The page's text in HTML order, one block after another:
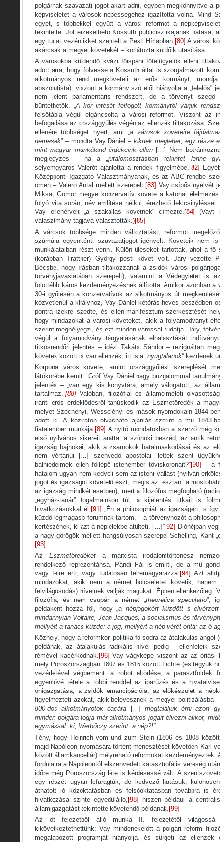
polgárnak szavazati jogot akart adni, egyben megkönnyítve a
képviseletet a városok népességéhez igazította volna. Mind
egyet, s többekkel együtt a városi reformot a
tekintette. Jól érzékelhető Kossuth publicisztikájának hatása,
egy tucat vezércikket szentelt a Pesti Hírlapban. [80] A városi
akárcsak a megyei követekét – korlátozta küldőik utasítása.
A városokba küldendő kvázi főispáni főfelügyelők elleni
adott arra, hogy fölvesse a Kossuth által is szorgalmazott
alkotmányos rend megköveteli az erős kormányt,
abszolutista), viszont a kormány szó elől hiányolja a „felelős”
nem jelent parlamentáris rendszert, de a törvényt szegő
büntethetők. „A kor intését felfogott kormánytól várjuk
felsőtábla végül elgáncsolta a városi reformot. Viszont az
befogadása az országgyűlés végén az ellenzék tiltakozása,
ellenére többséget nyert, ami „a városok követeire
nemesek” – mondta Vay Dániel –kiknek meglehet, egy része
mint magyar munkáland érdekeink ellen[…] Nem
megjegyzés – ha a„jutalomosztásban tekintet lenne
selyemgyáros Valerót ajánlotta a rendek figyelmébe. [82]
Középponti Igazgató Választmányának, és az ABC rendbe
omen – Valero Antal mellett szerepelt. [83] Vay csípős nyelvét
Miksa, Gömör megye konzervatív követe a katonai
folyó vita során, név említése nélkül, érezhető lekicsinyléssel
Vay ellenérveit „a szakállas követnek” címezte. [84] (Vayt
választmány tagjává választották.)[85]
A városok többsége minden változtatást, reformot
számára egyenkénti szavazatjogot igényelt. Követeik nem
munkálataiban részt venni. Külön üléseket tartottak, ahol a fő
(korábban Trattner) György pesti követ volt. Járy vezette
Bécsbe, hogy írásban tiltakozzanak a zsidók városi
törvényjavaslatában szerepelt), valamint a Védegyletet is
fölöttébb káros kezdeményezésnek állította. Amikor azonban a
30-i gyűlésén a konzervatívok az alkotmányos út
közvetlenül a királyhoz, Vay Dániel kétórás heves beszédben
pontra ízekre szedte, és ellen-manifesztum szerkesztését
hogy mindazokat a városi követeket, akik a folyamodványt
szerint megbélyegzi, és ezt minden várossal tudatja. Járy,
végül a folyamodvány tárgyalásának elhalasztását
titkosrendőri jelentés – idézi Takáts Sándor – rezignáltan
követek között is van ellenzék, itt is a „nyugtalanok”kezdenek
Korpona város követe, amint országgyűlési szereplését
látókörébe került. „Gróf Vay Dániel nagy buzgalommal
jelentés – „van egy kis könyvtára, amely válogatott, az
tartalmaz.”[88] Valóban, filozófiai és államelméleti
iránti erős érdeklődésről tanúskodik az Eszmetöredék a
melyet Széchenyi, Wesselényi és mások nyomdokain 1844-
adott ki. A kéziraton olvasható ajánlás szerint a mű 1843-
fiatalember munkája. [89] A nyitó mondatokban a szerző még
első nyilvános sikereit aratta: a szónoki beszéd, az antik
igazság bajnokai, akik a zsarnokok hatalmaskodásai és az
nem vértanúi […] szenvedő apostolai” lettek szent
balhiedelmek ellen föllépő istenember töviskoronáit?”[90] – a
hatalom ugyan nem kedveli sem az isteni vallást (nyilván
jogot és igazságot követelő észt, mégis az „észtan” a
az igazság mindkét esetben), mert a filozófus megfogható
„egyház-tanár” fogalmainkon túl, a kijelentés titkait is
hivatkozásokkal él. [91] „Én a philosophiát az igazságért, s
küzdő legmagasb forumnak tartom, – a törvényhozót a
kertészének, ki azt a néplélekbe átülteti. […]”[92] Dióhéjban
a nagy görögök mellett hangsúlyosan szerepel Schelling, Kant
[93]
Az Eszmetöredéket a marxista irodalomtörténész
rendelkező reprezentánsa, Pándi Pál is említi, de a mű
vagy félre érti, vagy tudatosan félremagyarázza. [94] Azt
mindazokat, akik nem a német bölcseletet követik,
felvilágosodás) híveinek vallják magukat. Éppen ellenkezőleg.
filozófia, és nem csupán a német „theoretica speculatio”,
példaként hozza föl, hogy „a népjogokért küzdött s
mindannyian Voltaire, Jean Jacques, a socialismus és
mellyért a tanács küzde: a jog, mellyért a nép vérét ontá: az ő
Közhely, hogy a reformkori politika fő sodra az átalakulás angol
példának, az átalakulás radikális hívei pedig – ellenfeleik
rémével kacérkodnak. [96] Vay vágyképe viszont az az óriási
mely Poroszországban 1807 és 1815 között Fichte (és tegyük
vezérletével végbement: a robot eltörlése, a parasztföldek
egyenlővé tétele a többi renddel az iparűzés és a
önigazgatása, a zsidók emancipációja, az előkészület a
figyelmezteti azokat, akik belevesznek a megyei politizálásba
800-dos alkotmányotok dacára
[…] megtaláljuk érni azon
minden polgára fogja már alkotmányos jogait élvezni akkor,
egymással: ki, Werbőczy szerint, a nép?!”
Tény, hogy Heinrich vom und zum Stein (1806 és 1808
majd Napóleon nyomására történt menesztését követően Karl
között államkancellár) mélyreható reformokat kezdeményeztek.
fordulatra a Napóleontól elszenvedett katasztrofális vereség
időre még Poroszország léte is kérdésessé vált. A
egy részét ugyan lefaragták, de kedvező hatásuk,
áthatott jó közoktatásban és felsőoktatásban továbbra is
hivatkozása szinte egyedülálló, [98]
hiszen például a
államigazgatást tekintette követendő példának. [99]
Az öt fejezetből álló munka II. fejezetétől
kikövetkeztethettünk: Vay mindenekelőtt a polgári reform
megalapozott programját hiányolja, és sürgeti az ellenzék